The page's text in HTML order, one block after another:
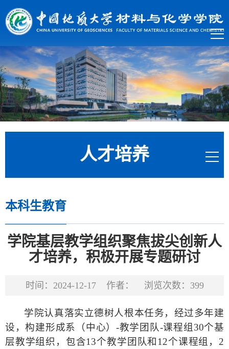
人才培养
本科生教育
学院基层教学组织聚焦拔尖创新人
才培养，积极开展专题研讨
时间：2024-12-17 作者： 浏览次数： 399
学院认真落实立德树人根本任务，经过多年建
设，构建形成系（中心） -教学团队-课程组 30个基
层教学组织，包含13个教学团队和 12个课程组 ， 2